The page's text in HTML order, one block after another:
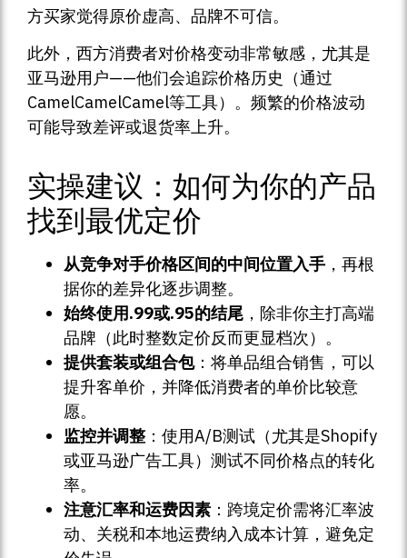
方买家觉得原价虚高、品牌不可信。
此外，西方消费者对价格变动非常敏感，尤其是
亚马逊用户——他们会追踪价格历史（通过
CamelCamelCamel等工具）。频繁的价格波动
可能导致差评或退货率上升。
实操建议：如何为你的产品
找到最优定价
从竞争对手价格区间的中间位置入手 ，再根
据你的差异化逐步调整。
始终使用.99或.95的结尾 ，除非你主打高端
品牌（此时整数定价反而更显档次）。
提供套装或组合包：将单品组合销售，可以
提升客单价，并降低消费者的单价比较意
愿。
监控并调整 ：使用A/B测试（尤其是Shopify
或亚马逊广告工具）测试不同价格点的转化
率。
注意汇率和运费因素 ：跨境定价需将汇率波
动、关税和本地运费纳入成本计算，避免定